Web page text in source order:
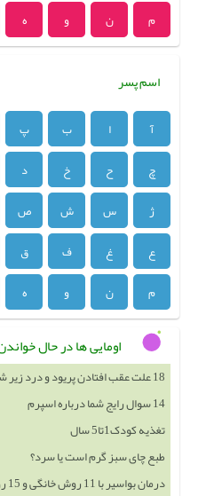
م
ن و ه
اسم پسر
آ ا ب پ
چ
ح خ د
ژ
س ش ص
ع
غ ف ق
م
ن و ه
اومایی ها در حال
14 سوال رایج شما درباره اسپرم
تغذیه کودک1تا5 سال
طبع چای سبز گرم است یا سرد؟
درمان بواسیر با 11 روش خانگی و 15 روش طب سنتی
اندازه طبیعی فولیکول برای بارداری